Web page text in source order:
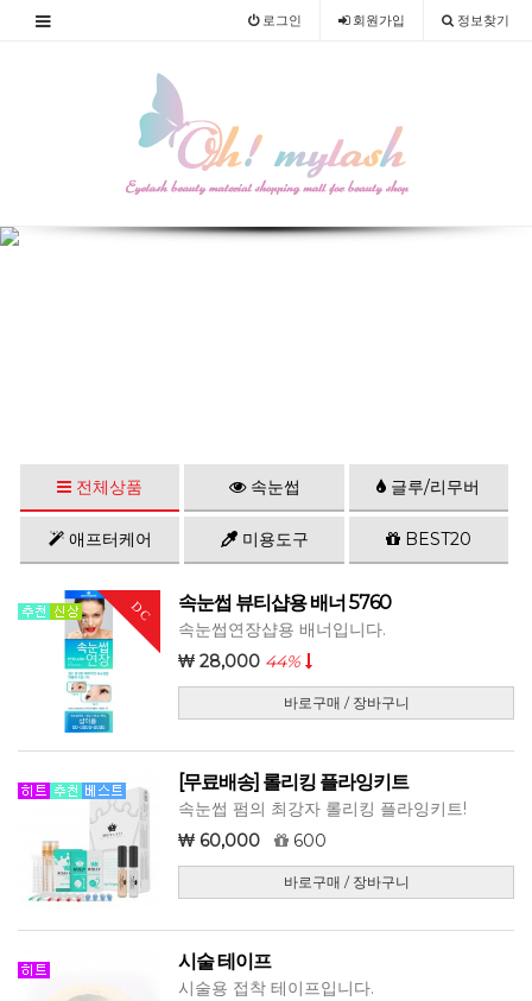
로그인 회원가입 정보찾기
전체상품 속눈썹 글루/리무버
애프터케어 미용도구 BEST20
DC 속눈썹 뷰티샵용 배너 5760
속눈썹연장샵용 배너입니다.
28,000 44%
바로구매 / 장바구니
[무료배송] 롤리킹 플라잉키트
속눈썹 펌의 최강자 롤리킹 플라잉키트!
60,000
600
바로구매 / 장바구니
시술 테이프
시술용 접착 테이프입니다.